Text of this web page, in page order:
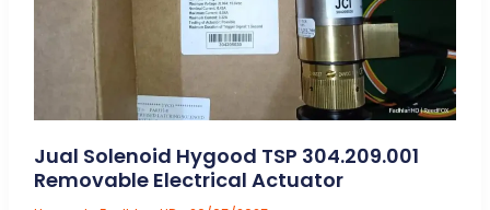
Jual Solenoid Hygood TSP 304.209.001
Removable Electrical Actuator